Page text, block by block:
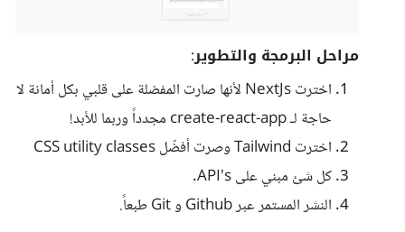
مراحل البرمجة والتطوير:
اخترت NextJs لأنها صارت المفضلة على قلبي بكل أمانة لا
حاجة لـ create-react-app مجدداً وربما للأبد!
اخترت Tailwind وصرت أفضّل CSS utility classes
كل شئ مبني على API's.
النشر المستمر عبر Github و Git طبعاً.